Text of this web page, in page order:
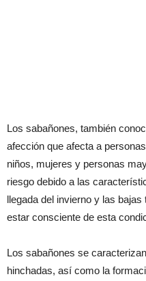
Los sabañones, también
afección que afecta a
niños, mujeres y personas
riesgo debido a las
llegada del invierno y las
estar consciente de esta
Los sabañones se
hinchadas, así como la